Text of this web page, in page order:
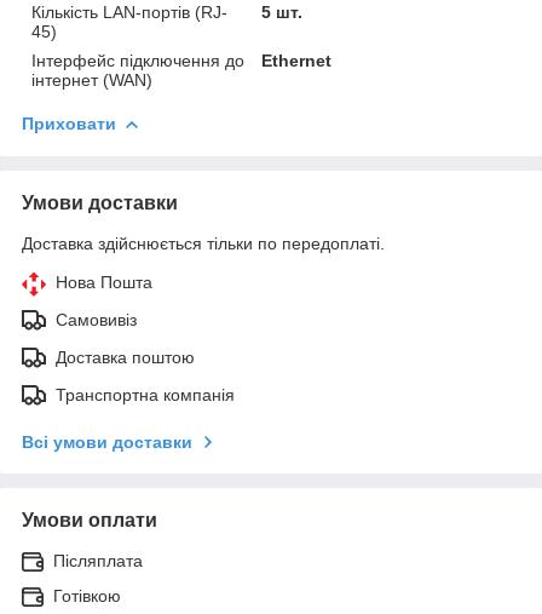
Кількість LAN-портів (RJ-
45)
5 шт.
Інтерфейс підключення до
інтернет (WAN)
Ethernet
Приховати
Умови доставки
Доставка здійснюється тільки по передоплаті.
Нова Пошта
Самовивіз
Доставка поштою
Транспортна компанія
Всі умови доставки
Умови оплати
Післяплата
Готівкою